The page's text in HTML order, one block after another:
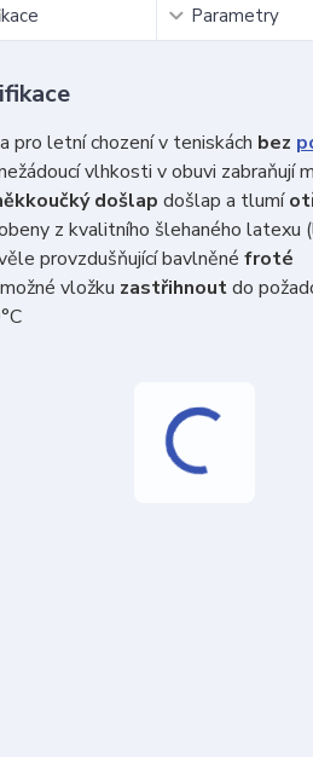
Parametry
pro letní chození v teniskách bez
vlhkosti v obuvi zabraňují
došlap došlap a tlumí
z kvalitního šlehaného latexu
provzdušňující bavlněné froté
vložku zastřihnoutdo